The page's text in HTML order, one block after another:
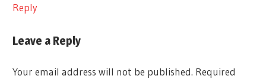
Reply
Leave a Reply
Your email address will not be published. Required